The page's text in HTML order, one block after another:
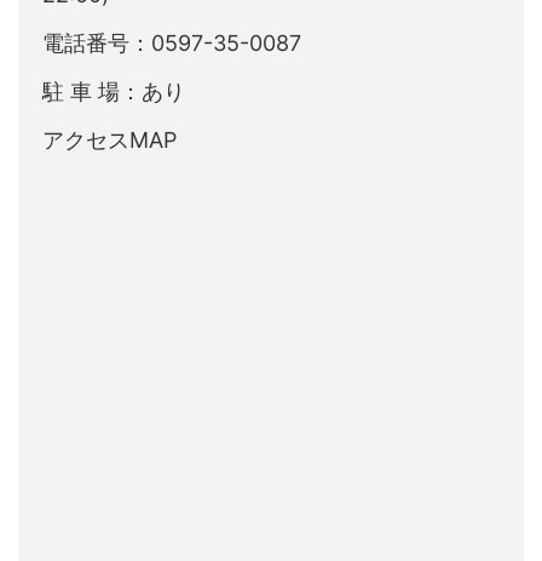
電話番号：0597-35-0087
駐 車 場：あり
アクセスMAP